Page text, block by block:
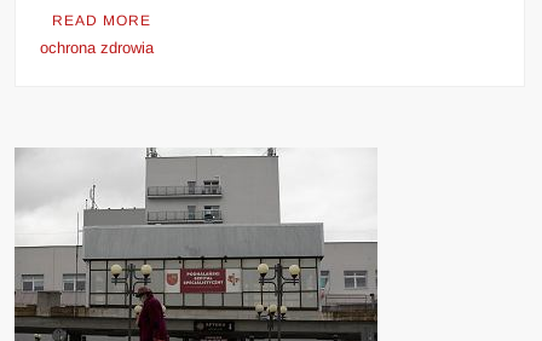
READ MORE
ochrona zdrowia